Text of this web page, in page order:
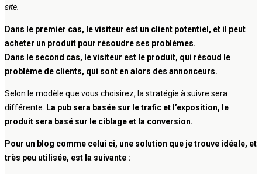
site.
Dans le premier cas, le visiteur est un client potentiel, et il peut
acheter un produit pour résoudre ses problèmes.
Dans le second cas, le visiteur est le produit, qui résoud le
problème de clients, qui sont en alors des annonceurs.
Selon le modèle que vous choisirez, la stratégie à suivre sera
différente.
La pub sera basée sur le trafic et l’exposition, le
produit sera basé sur le ciblage et la conversion.
Pour un blog comme celui ci, une solution que je trouve idéale, et
très peu utilisée, est la suivante :